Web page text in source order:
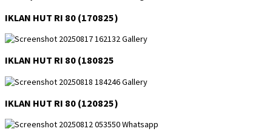
IKLAN HUT RI 80 (170825)
IKLAN HUT RI 80 (180825
IKLAN HUT RI 80 (120825)